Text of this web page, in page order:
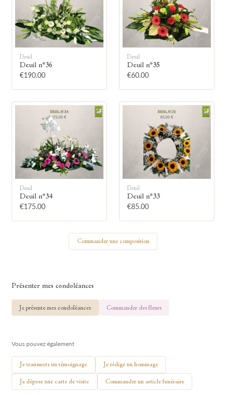
Allumez une bougie
Montrez votre soutien à la famille en
allumant symboliquement une bougie.
Votre prénom
Deuil
Deuil n°36
€190.00
Deuil
Deuil n°35
€60.00
Deuil
Deuil n°34
€175.00
Deuil
Deuil n°33
€85.00
Commander une composition
Présenter mes condoléances
Je présente mes condoléances Commander des fleurs
Vous pouvez également
Je transmets un témoignage Je rédige un hommage
Je dépose une carte de visite Commander un article funéraire